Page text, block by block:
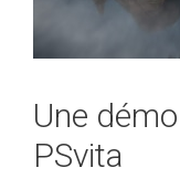
Une
PSvita